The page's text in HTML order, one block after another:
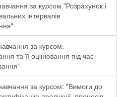
за курсом "Розрахунок і
інтервалів
за курсом:
та її оцінювання під час
за курсом: "Вимоги до